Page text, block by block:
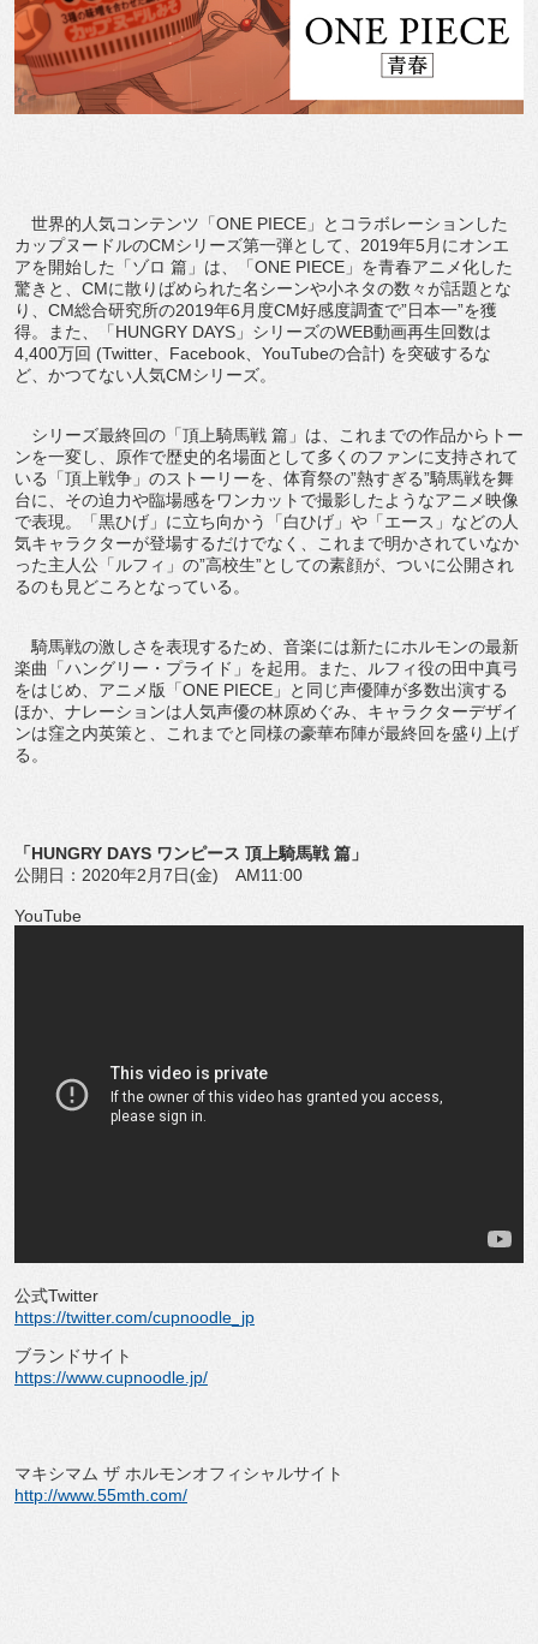
世界的人気コンテンツ「ONE PIECE」とコラボレーションした
カップヌードルのCMシリーズ第一弾として、2019年5月にオンエ
アを開始した「ゾロ 篇」は、「ONE PIECE」を青春アニメ化した
驚きと、CMに散りばめられた名シーンや小ネタの数々が話題とな
り、CM総合研究所の2019年6月度CM好感度調査で”日本一”を獲
得。また、「HUNGRY DAYS」シリーズのWEB動画再生回数は
4,400万回 (Twitter、Facebook、YouTubeの合計) を突破するな
ど、かつてない人気CMシリーズ。
シリーズ最終回の「頂上騎馬戦 篇」は、これまでの作品からトー
ンを一変し、原作で歴史的名場面として多くのファンに支持されて
いる「頂上戦争」のストーリーを、体育祭の”熱すぎる”騎馬戦を舞
台に、その迫力や臨場感をワンカットで撮影したようなアニメ映像
で表現。「黒ひげ」に立ち向かう「白ひげ」や「エース」などの人
気キャラクターが登場するだけでなく、これまで明かされていなか
った主人公「ルフィ」の”高校生”としての素顔が、ついに公開され
るのも見どころとなっている。
騎馬戦の激しさを表現するため、音楽には新たにホルモンの最新
楽曲「ハングリー・プライド」を起用。また、ルフィ役の田中真弓
をはじめ、アニメ版「ONE PIECE」と同じ声優陣が多数出演する
ほか、ナレーションは人気声優の林原めぐみ、キャラクターデザイ
ンは窪之内英策と、これまでと同様の豪華布陣が最終回を盛り上げ
る。
「HUNGRY DAYS ワンピース 頂上騎馬戦 篇」
公開日：2020年2月7日(金) AM11:00
YouTube
公式Twitter
https://twitter.com/cupnoodle_jp
ブランドサイト
https://www.cupnoodle.jp/
マキシマム ザ ホルモンオフィシャルサイト
http://www.55mth.com/